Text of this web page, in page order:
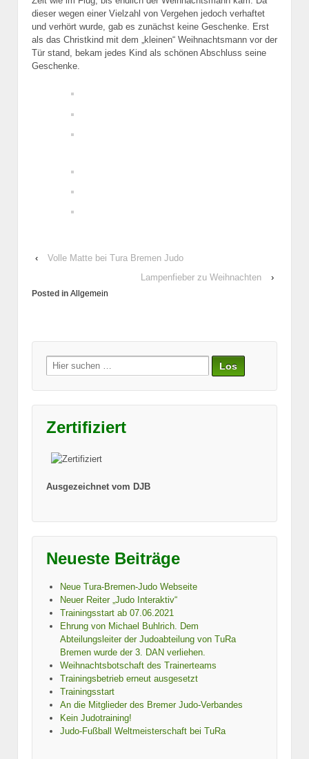
dieser wegen einer Vielzahl von Vergehen jedoch verhaftet
und verhört wurde, gab es zunächst keine Geschenke. Erst
als das Christkind mit dem „kleinen“ Weihnachtsmann vor der
Tür stand, bekam jedes Kind als schönen Abschluss seine
Geschenke.
‹
Volle Matte bei Tura Bremen Judo
Lampenfieber zu Weihnachten
›
Posted in Allgemein
Suche
nach:
Zertifiziert
Ausgezeichnet vom DJB
Neueste Beiträge
Neue Tura-Bremen-Judo Webseite
Neuer Reiter „Judo Interaktiv“
Trainingsstart ab 07.06.2021
Ehrung von Michael Buhlrich. Dem
Abteilungsleiter der Judoabteilung von TuRa
Bremen wurde der 3. DAN verliehen.
Weihnachtsbotschaft des Trainerteams
Trainingsbetrieb erneut ausgesetzt
Trainingsstart
An die Mitglieder des Bremer Judo-Verbandes
Kein Judotraining!
Judo-Fußball Weltmeisterschaft bei TuRa